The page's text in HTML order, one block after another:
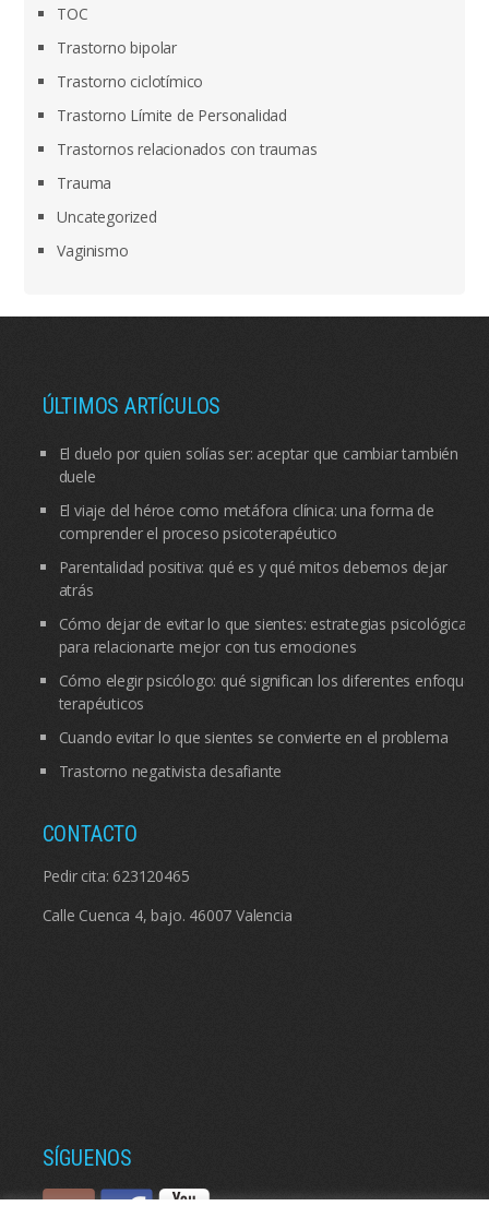
TOC
Trastorno bipolar
Trastorno ciclotímico
Trastorno Límite de Personalidad
Trastornos relacionados con traumas
Trauma
Uncategorized
Vaginismo
ÚLTIMOS ARTÍCULOS
El duelo por quien solías ser: aceptar que cambiar también
duele
El viaje del héroe como metáfora clínica: una forma de
comprender el proceso psicoterapéutico
Parentalidad positiva: qué es y qué mitos debemos dejar
atrás
Cómo dejar de evitar lo que sientes: estrategias psicológicas
para relacionarte mejor con tus emociones
Cómo elegir psicólogo: qué significan los diferentes enfoques
terapéuticos
Cuando evitar lo que sientes se convierte en el problema
Trastorno negativista desafiante
CONTACTO
Pedir cita: 623120465
Calle Cuenca 4, bajo. 46007 Valencia
SÍGUENOS